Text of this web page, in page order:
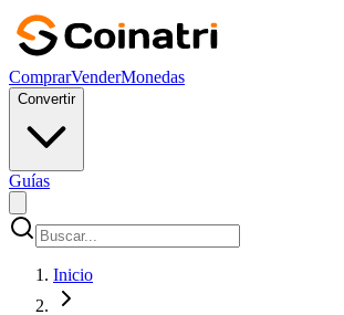
ComprarVenderMonedas
Convertir
Guías
Inicio